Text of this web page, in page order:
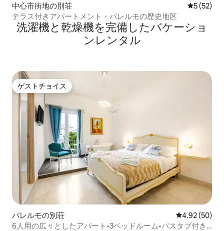
中心市街地の別荘 レビュー
5 (52)
テラス付きアパートメント・パレルモの歴史地区
洗濯機と乾燥機を完備したバケーショ
ンレンタル
ゲストチョイス
ゲストチョイス
パレルモの別荘 レビュー50
4.92 (50)
6人用の広々としたアパート•3ベッドルーム•バスタブ付き